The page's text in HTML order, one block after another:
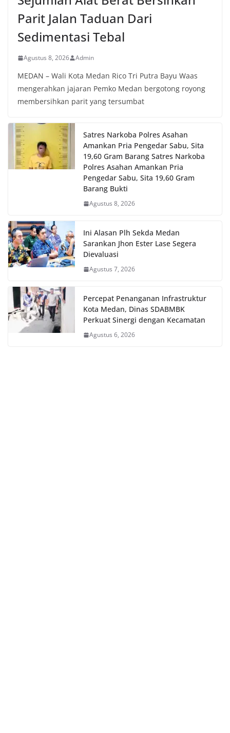
Parit Jalan Taduan Dari
Sedimentasi Tebal
Agustus 8, 2026 Admin
MEDAN – Wali Kota Medan Rico Tri Putra Bayu Waas
mengerahkan jajaran Pemko Medan bergotong royong
membersihkan parit yang tersumbat
Satres Narkoba Polres Asahan
Amankan Pria Pengedar Sabu, Sita
19,60 Gram Barang Satres Narkoba
Polres Asahan Amankan Pria
Pengedar Sabu, Sita 19,60 Gram
Barang Bukti
Agustus 8, 2026
Ini Alasan Plh Sekda Medan
Sarankan Jhon Ester Lase Segera
Dievaluasi
Agustus 7, 2026
Percepat Penanganan Infrastruktur
Kota Medan, Dinas SDABMBK
Perkuat Sinergi dengan Kecamatan
Agustus 6, 2026